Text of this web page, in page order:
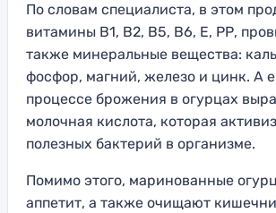
По словам специалиста, в этом
витамины В1, В2, В5, В6, Е, РР,
также минеральные вещества:
фосфор, магний, железо и цинк. А
процессе брожения в огурцах
молочная кислота, которая
полезных бактерий в организме.
Помимо этого, маринованные
аппетит, а также очищают